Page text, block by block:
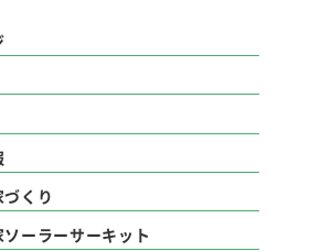
くり
ーラーサーキット